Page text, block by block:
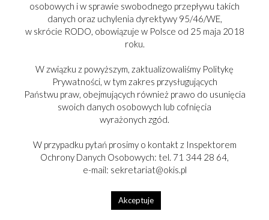
osobowych i w sprawie swobodnego przepływu takich
danych oraz uchylenia dyrektywy 95/46/WE,
w skrócie RODO, obowiązuje w Polsce od 25 maja 2018
roku.
W związku z powyższym, zaktualizowaliśmy Politykę
Prywatności, w tym zakres przysługujących
Państwu praw, obejmujących również prawo do usunięcia
swoich danych osobowych lub cofnięcia
wyrażonych zgód.
W przypadku pytań prosimy o kontakt z Inspektorem
Ochrony Danych Osobowych: tel. 71 344 28 64,
e-mail: sekretariat@okis.pl
Akceptuje